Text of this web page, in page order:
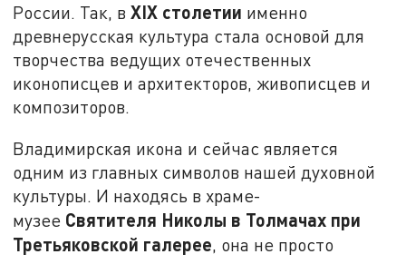
России. Так, вXIX столетии именно
древнерусская культура стала основой для
творчества ведущих отечественных
иконописцев и архитекторов, живописцев и
композиторов.
Владимирская икона и сейчас является
одним из главных символов нашей духовной
культуры. И находясь в храме-
музее Святителя Николы в Толмачах при
Третьяковской галерее, она не просто